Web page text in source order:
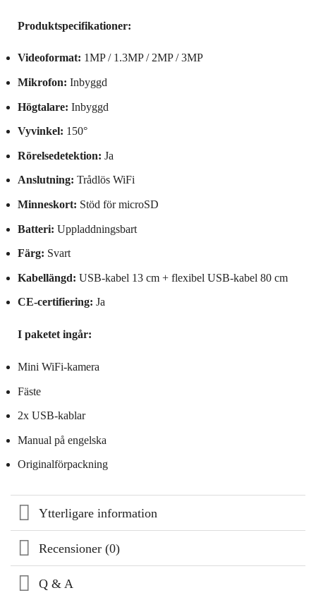
Produktspecifikationer:
Videoformat: 1MP / 1.3MP / 2MP / 3MP
Mikrofon: Inbyggd
Högtalare: Inbyggd
Vyvinkel: 150°
Rörelsedetektion: Ja
Anslutning: Trådlös WiFi
Minneskort: Stöd för microSD
Batteri: Uppladdningsbart
Färg: Svart
Kabellängd: USB-kabel 13 cm + flexibel USB-kabel 80 cm
CE-certifiering: Ja
I paketet ingår:
Mini WiFi-kamera
Fäste
2x USB-kablar
Manual på engelska
Originalförpackning
Ytterligare information
Recensioner (0)
Q & A